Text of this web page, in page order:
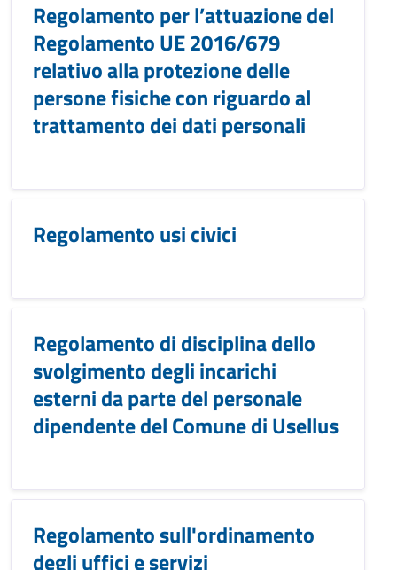
Regolamento per l’attuazione del
Regolamento UE 2016/679
relativo alla protezione delle
persone fisiche con riguardo al
trattamento dei dati personali
Regolamento usi civici
Regolamento di disciplina dello
svolgimento degli incarichi
esterni da parte del personale
dipendente del Comune di Usellus
Regolamento sull'ordinamento
degli uffici e servizi